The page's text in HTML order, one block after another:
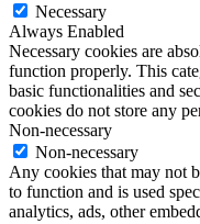
Necessary
Always Enabled
Necessary cookies are
function properly. This
basic functionalities and
cookies do not store any
Non-necessary
Non-necessary
Any cookies that may not
to function and is used
analytics, ads, other